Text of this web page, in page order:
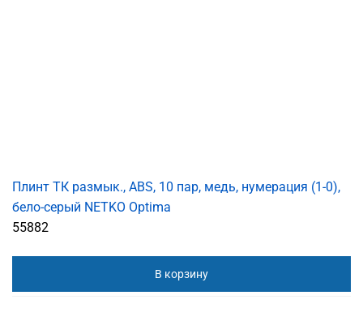
Плинт ТК размык., ABS, 10 пар, медь, нумерация (1-0),
бело-серый NETKO Optima
55882
В корзину